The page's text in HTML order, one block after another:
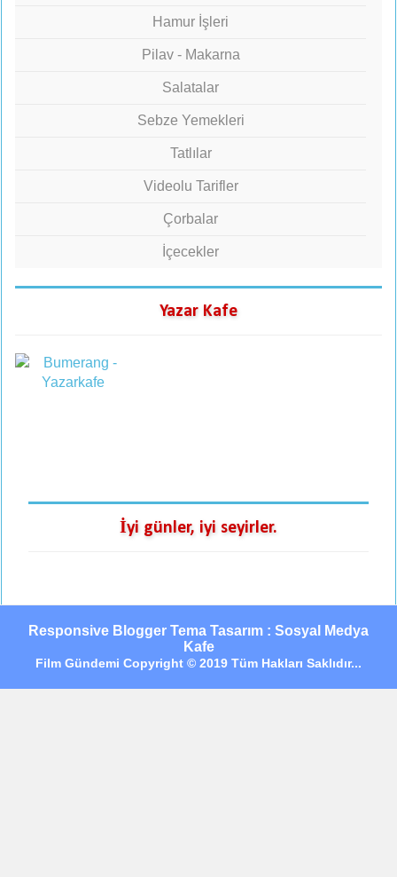
Hamur İşleri
Pilav - Makarna
Salatalar
Sebze Yemekleri
Tatlılar
Videolu Tarifler
Çorbalar
İçecekler
Yazar Kafe
İyi günler, iyi seyirler.
Responsive Blogger Tema Tasarım : Sosyal Medya
Kafe
Film Gündemi Copyright © 2019 Tüm Hakları Saklıdır...